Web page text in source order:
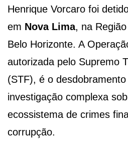
Henrique Vorcaro foi
em Nova Lima, na
Belo Horizonte. A
autorizada pelo Supremo
(STF), é o
investigação complexa
ecossistema de crimes
corrupção.